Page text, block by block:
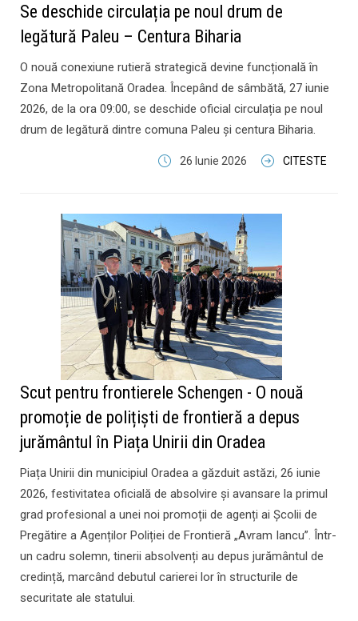
Se deschide circulația pe noul drum de
legătură Paleu – Centura Biharia
O nouă conexiune rutieră strategică devine funcțională în
Zona Metropolitană Oradea. Începând de sâmbătă, 27 iunie
2026, de la ora 09:00, se deschide oficial circulația pe noul
drum de legătură dintre comuna Paleu și centura Biharia.
26 Iunie 2026 CITESTE
Scut pentru frontierele Schengen - O nouă
promoție de polițiști de frontieră a depus
jurământul în Piața Unirii din Oradea
Piața Unirii din municipiul Oradea a găzduit astăzi, 26 iunie
2026, festivitatea oficială de absolvire și avansare la primul
grad profesional a unei noi promoții de agenți ai Școlii de
Pregătire a Agenților Poliției de Frontieră „Avram Iancu”. Într-
un cadru solemn, tinerii absolvenți au depus jurământul de
credință, marcând debutul carierei lor în structurile de
securitate ale statului.